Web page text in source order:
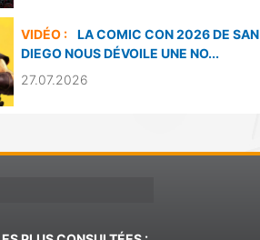
VIDÉO :
LA COMIC CON 2026 DE SAN
DIEGO NOUS DÉVOILE UNE NO...
27.07.2026